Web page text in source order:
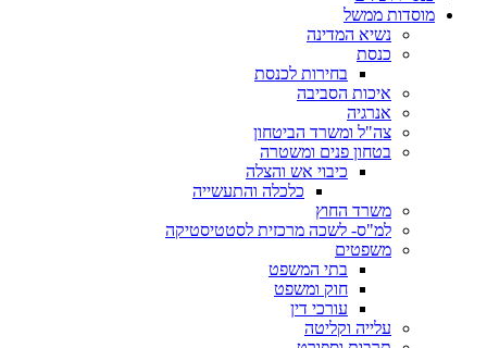
מוסדות ממשל
נשיא המדינה
כנסת
בחירות לכנסת
איכות הסביבה
אנרגיה
צה"ל ומשרד הביטחון
בטחון פנים ומשטרה
כיבוי אש והצלה
כלכלה והתעשייה
משרד החוץ
למ"ס- לשכה מרכזית לסטטיסטיקה
משפטים
בתי המשפט
חוק ומשפט
עורכי דין
עלייה וקליטה